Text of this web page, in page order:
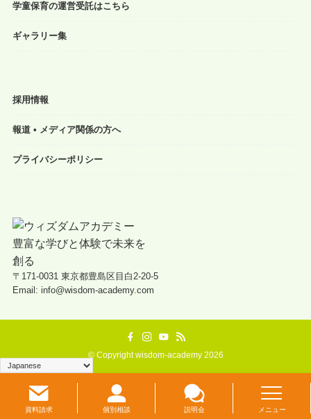
学童保育の運営受託はこちら
ギャラリー集
採用情報
報道 • メディア関係の方へ
プライバシーポリシー
〒171-0031 東京都豊島区目白2-20-5
Email: info@wisdom-academy.com
©Copyright wisdom-academy 2026
メニュー
資料請求 個別相談 説明会